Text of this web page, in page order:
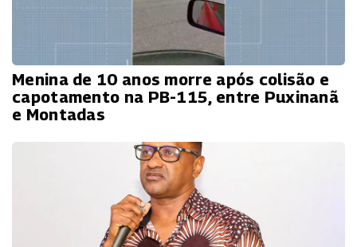
Menina de 10 anos morre após colisão e
capotamento na PB-115, entre Puxinanã
e Montadas